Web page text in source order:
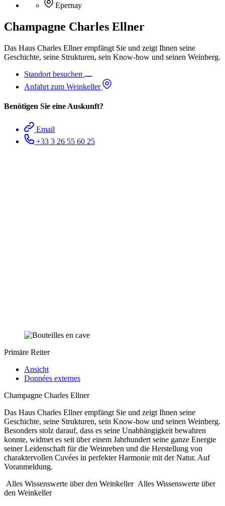
Epernay
Champagne Charles Ellner
Das Haus Charles Ellner empfängt Sie und zeigt Ihnen seine
Geschichte, seine Strukturen, sein Know-how und seinen Weinberg.
Standort besuchen
Anfahrt zum Weinkeller
Benötigen Sie eine Auskunft?
Email
+33 3 26 55 60 25
Primäre Reiter
Ansicht
Données externes
Champagne Charles Ellner
Das Haus Charles Ellner empfängt Sie und zeigt Ihnen seine
Geschichte, seine Strukturen, sein Know-how und seinen Weinberg.
Besonders stolz darauf, dass es seine Unabhängigkeit bewahren
konnte, widmet es seit über einem Jahrhundert seine ganze Energie
seiner Leidenschaft für die Weinreben und die Herstellung von
charaktervollen Cuvées in perfekter Harmonie mit der Natur. Auf
Voranmeldung.
Alles Wissenswerte über den Weinkeller Alles Wissenswerte über
den Weinkeller